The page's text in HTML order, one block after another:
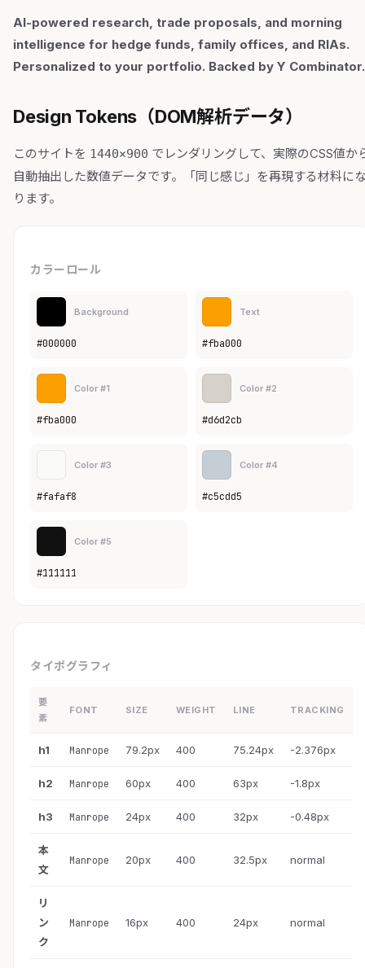
AI-powered research, trade proposals, and morning
intelligence for hedge funds, family offices, and RIAs.
Personalized to your portfolio. Backed by Y Combinator.
Design Tokens（DOM解析データ）
このサイトを 1440×900 でレンダリングして、実際のCSS値か
自動抽出した数値データです。「同じ感じ」を再現する材料に
ります。
カラーロール
Background
#000000
Text
#fba000
Color #1
#fba000
Color #2
#d6d2cb
Color #3
#fafaf8
Color #4
#c5cdd5
Color #5
#111111
タイポグラフィ
要
素
FONT SIZE WEIGHT LINE TRACKING
h1 Manrope 79.2px 400 75.24px -2.376px
h2 Manrope 60px 400 63px -1.8px
h3 Manrope 24px 400 32px -0.48px
本
文
Manrope 20px 400 32.5px normal
リ
ン
ク
Manrope 16px 400 24px normal